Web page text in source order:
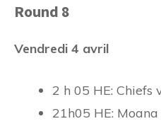
Round 8
Vendredi 4 avril
2 h 05 HE: Chiefs
21h05 HE: